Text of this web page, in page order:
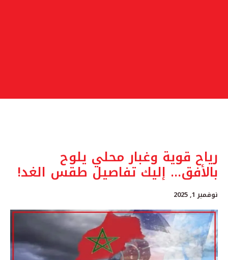
رياح قوية وغبار محلي يلوح
بالأفق… إليك تفاصيل طقس الغد!
نوفمبر 1, 2025